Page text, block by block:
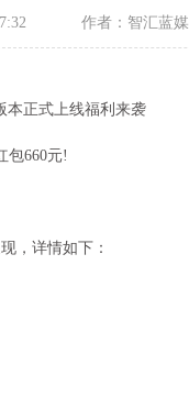
作者：智汇蓝媒
本正式上线福利来袭
包660元!
，详情如下：